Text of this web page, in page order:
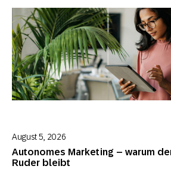
Autonomes Marketing – warum
Ruder bleibt
August 5, 2026